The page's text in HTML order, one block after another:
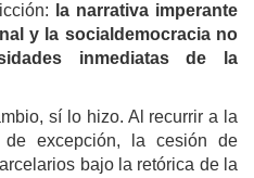
la narrativa imperante
y la socialdemocracia no
inmediatas de la
sí lo hizo. Al recurrir a la
de excepción, la cesión de
bajo la retórica de la